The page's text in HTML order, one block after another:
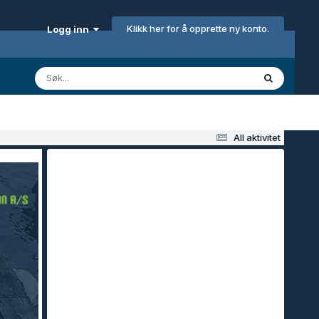
Logg inn Klikk her for å opprette ny konto.
All aktivitet